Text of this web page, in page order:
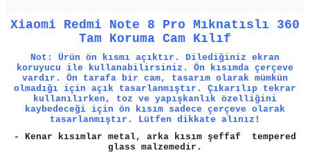
Xiaomi Redmi Note 8 Pro Mıknatıslı 360
Tam Koruma Cam Kılıf
Not: Ürün ön kısmı açıktır. Dilediğiniz ekran
koruyucu ile kullanabilirsiniz. Ön kısımda çerçeve
vardır. Ön tarafa bir cam, tasarım olarak mümkün
olmadığı için açık tasarlanmıştır. Çıkarılıp tekrar
kullanılırken, toz ve yapışkanlık özelliğini
kaybedeceği için ön kısım sadece çerçeve olarak
tasarlanmıştır. Lütfen dikkate alınız!
- Kenar kısımlar metal, arka kısım şeffaf tempered
glass malzemedir.